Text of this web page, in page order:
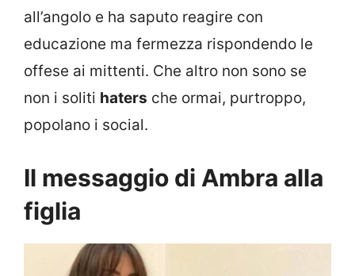
all’angolo e ha saputo reagire con
educazione ma fermezza rispondendo le
offese ai mittenti. Che altro non sono se
non i soliti haters che ormai, purtroppo,
popolano i social.
Il messaggio di Ambra alla
figlia